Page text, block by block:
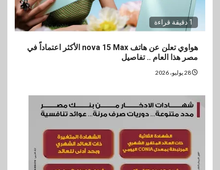
1 دقيقة قراءة
هواوي تعلن عن هاتف nova 15 Max الأكثر اعتماداً في
مصر هذا العام .. تفاصيل